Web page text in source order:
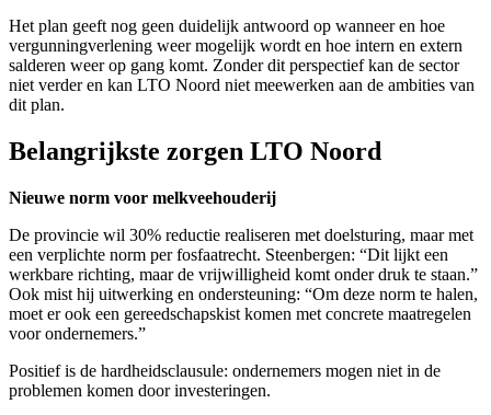
Het plan geeft nog geen duidelijk antwoord op wanneer en hoe
vergunningverlening weer mogelijk wordt en hoe intern en extern
salderen weer op gang komt. Zonder dit perspectief kan de sector
niet verder en kan LTO Noord niet meewerken aan de ambities van
dit plan.
Belangrijkste zorgen LTO Noord
Nieuwe norm voor melkveehouderij
De provincie wil 30% reductie realiseren met doelsturing, maar met
een verplichte norm per fosfaatrecht. Steenbergen: “Dit lijkt een
werkbare richting, maar de vrijwilligheid komt onder druk te staan.”
Ook mist hij uitwerking en ondersteuning: “Om deze norm te halen,
moet er ook een gereedschapskist komen met concrete maatregelen
voor ondernemers.”
Positief is de hardheidsclausule: ondernemers mogen niet in de
problemen komen door investeringen.